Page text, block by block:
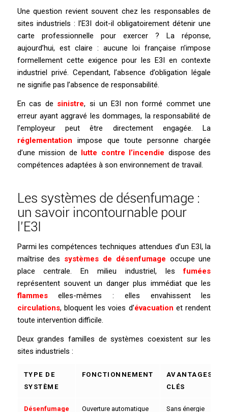
Une question revient souvent chez les responsables de
sites industriels : l’E3I doit-il obligatoirement détenir une
carte professionnelle pour exercer ? La réponse,
aujourd’hui, est claire : aucune loi française n’impose
formellement cette exigence pour les E3I en contexte
industriel privé. Cependant, l’absence d’obligation légale
ne signifie pas l’absence de responsabilité.
En cas de sinistre, si un E3I non formé commet une
erreur ayant aggravé les dommages, la responsabilité de
l’employeur peut être directement engagée. La
réglementation impose que toute personne chargée
d’une mission de lutte contre l’incendie dispose des
compétences adaptées à son environnement de travail.
Les systèmes de désenfumage :
un savoir incontournable pour
l’E3I
Parmi les compétences techniques attendues d’un E3I, la
maîtrise des systèmes de désenfumage occupe une
place centrale. En milieu industriel, lesfumées
représentent souvent un danger plus immédiat que les
flammeselles-mêmes : elles envahissent les
circulations, bloquent les voies d’évacuation et rendent
toute intervention difficile.
Deux grandes familles de systèmes coexistent sur les
sites industriels :
TYPE DE
SYSTÈME
FONCTIONNEMENT
AVANTAGES
CLÉS
Désenfumage Ouverture automatique Sans énergie